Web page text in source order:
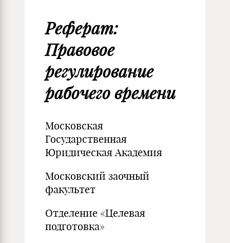
Реферат:
Правовое
регулирование
рабочего времени
Московская
Государственная
Юридическая Академия
Московский заочный
факультет
Отделение «Целевая
подготовка»